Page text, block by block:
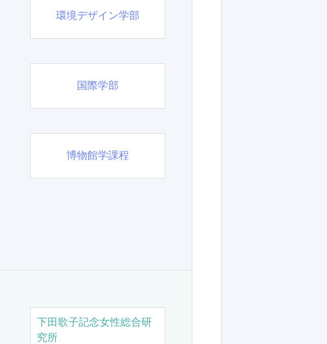
環境デザイン学部
国際学部
博物館学課程
下田歌子記念女性総合研
究所